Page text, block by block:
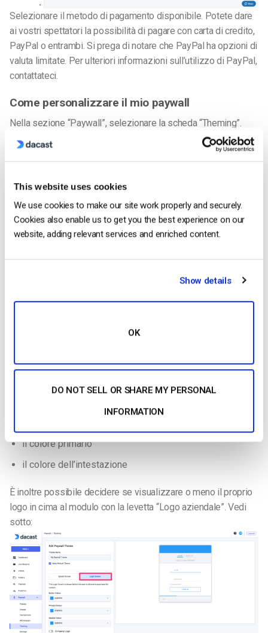
This website uses cookies
We use cookies to make our site work properly and securely.
Cookies also enable us to get you the best experience on our
website, adding relevant services and enriched content.
Show details
OK
DO NOT SELL OR SHARE MY PERSONAL
INFORMATION
Selezionare il metodo di pagamento disponibile. Potete dare
ai vostri spettatori la possibilità di pagare con carta di credito,
PayPal o entrambi. Si prega di notare che PayPal ha opzioni di
valuta limitate. Per ulteriori informazioni sull’utilizzo di PayPal,
contattateci.
Come personalizzare il mio paywall
Nella sezione “Paywall”, selezionare la scheda “Theming”.
Una volta lì, troverete un elenco di tutti i vostri temi paywall. È
possibile creare un nuovo tema o modificarne uno esistente.
nell’angolo in alto a destra. Nella scheda Splash Screen è
seguenti elementi:
il colore primario
il colore dell’intestazione
È inoltre possibile decidere se visualizzare o meno il proprio
logo in cima al modulo con la levetta “Logo aziendale”. Vedi
sotto: